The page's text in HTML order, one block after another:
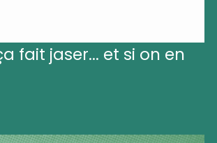
fait jaser... et si on en